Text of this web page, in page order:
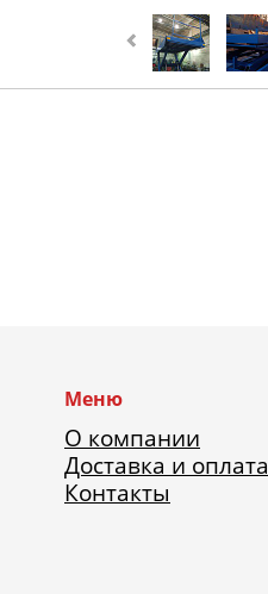
Меню
О компании
Доставка и оплата
Контакты